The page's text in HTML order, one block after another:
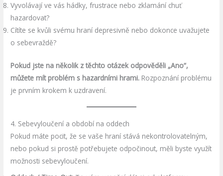
Vyvolávají ve vás hádky, frustrace nebo zklamání chuť
hazardovat?
Cítíte se kvůli svému hraní depresivně nebo dokonce uvažujete
o sebevraždě?
Pokud jste na několik z těchto otázek odpověděli „Ano“,
můžete mít problém s hazardními hrami. Rozpoznání problému
je prvním krokem k uzdravení.
4. Sebevyloučení a období na oddech
Pokud máte pocit, že se vaše hraní stává nekontrolovatelným,
nebo pokud si prostě potřebujete odpočinout, měli byste využít
možnosti sebevyloučení.